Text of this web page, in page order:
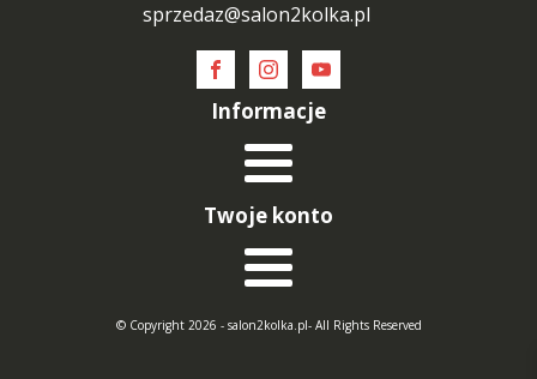
sprzedaz@salon2kolka.pl
Informacje
Twoje konto
© Copyright 2026 - salon2kolka.pl- All Rights Reserved